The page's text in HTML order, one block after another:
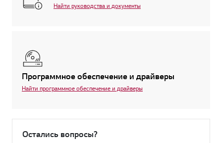
Найти руководства и документы
Программное обеспечение и драйверы
Найти программное обеспечение и драйверы
Остались вопросы?